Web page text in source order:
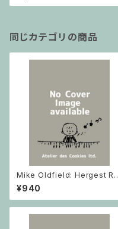
同じカテゴリの商品
Mike Oldfield: Hergest
ge / ピアノ
¥940